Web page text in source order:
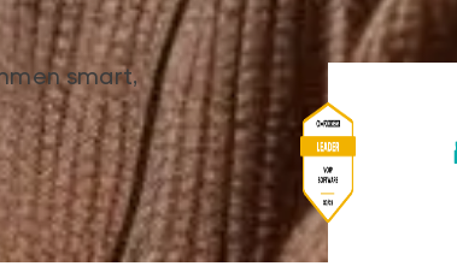
smart,